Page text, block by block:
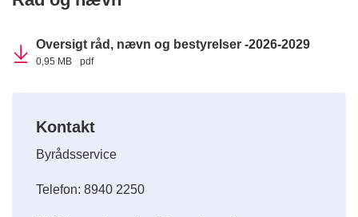
Oversigt råd, nævn og bestyrelser -2026-2029
0,95 MB pdf
Kontakt
Byrådsservice
Telefon: 8940 2250